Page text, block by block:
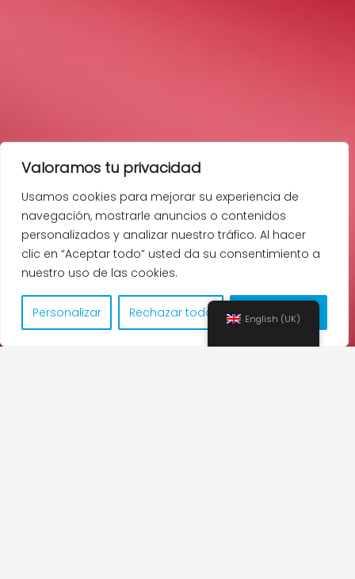
Valoramos tu privacidad
Usamos cookies para mejorar su experiencia de
navegación, mostrarle anuncios o contenidos
personalizados y analizar nuestro tráfico. Al hacer
clic en “Aceptar todo” usted da su consentimiento a
nuestro uso de las cookies.
Personalizar Rechazar todo Aceptar todo
English (UK)